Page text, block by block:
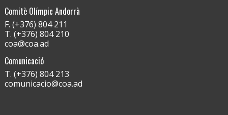
Comitè Olímpic Andorrà
F. (+376) 804 211
T. (+376) 804 210
coa@coa.ad
Comunicació
T. (+376) 804 213
comunicacio@coa.ad